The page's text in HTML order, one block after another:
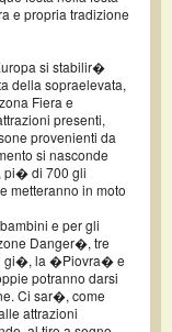
e propria tradizione
si stabilir�
della sopraelevata,
Fiera e
presenti,
provenienti da
si nasconde
pi� di 700 gli
metteranno in moto
e per gli
Danger�, tre
gi�, la �Piovra� e
potranno darsi
Ci sar�, come
attrazioni